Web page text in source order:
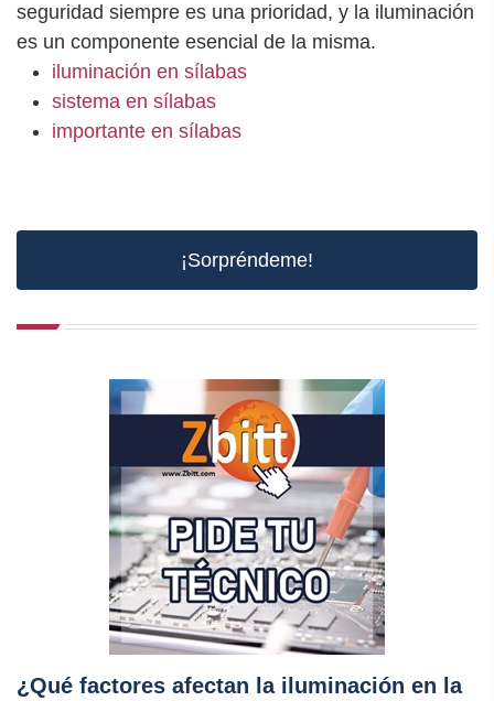
seguridad siempre es una prioridad, y la iluminación
es un componente esencial de la misma.
iluminación en sílabas
sistema en sílabas
importante en sílabas
¡Sorpréndeme!
¿Qué factores afectan la iluminación en la